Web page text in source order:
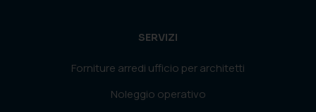
SERVIZI
Forniture arredi ufficio per architetti
Noleggio operativo